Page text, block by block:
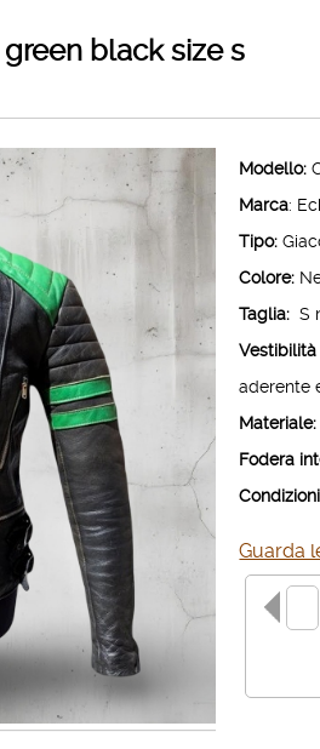
black size s
Modello:
Marca:
Tipo:
Colore:
Taglia: S
aderente
Materiale:
Fodera
Guarda